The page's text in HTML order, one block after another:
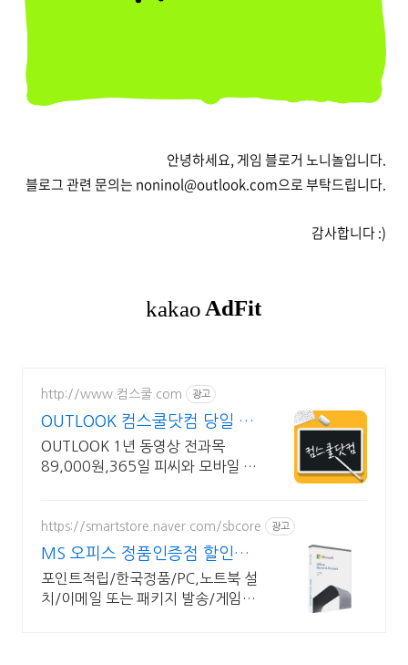
안녕하세요, 게임 블로거 노니놀입니다.
블로그 관련 문의는 noninol@outlook.com으로 부탁드립니다.
감사합니다 :)
http://www.컴스쿨.com 광고
OUTLOOK 컴스쿨닷컴 당일 신
청&결제시 기프티콘!
OUTLOOK 1년 동영상 전과목
89,000원,365일 피씨와 모바일 수
https://smartstore.naver.com/sbcore 광고
MS 오피스 정품인증점 할인적
립을 확인하세요!
포인트적립/한국정품/PC,노트북 설
치/이메일 또는 패키지 발송/게임용